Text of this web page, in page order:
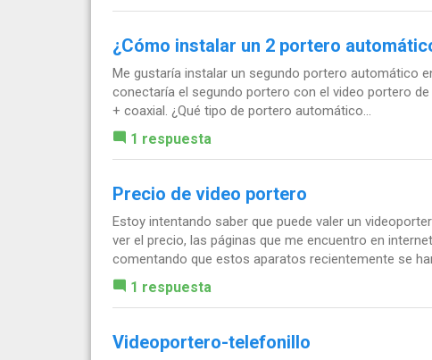
¿Cómo instalar un 2 portero
Me gustaría instalar un segundo portero automático
conectaría el segundo portero con el video portero
+ coaxial. ¿Qué tipo de portero automático...
1 respuesta
Precio de video portero
Estoy intentando saber que puede valer un
ver el precio, las páginas que me encuentro en
comentando que estos aparatos recientemente se
1 respuesta
Videoportero-telefonillo